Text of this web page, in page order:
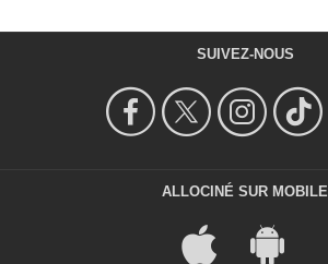
SUIVEZ-NOUS
ALLOCINÉ SUR MOBILE